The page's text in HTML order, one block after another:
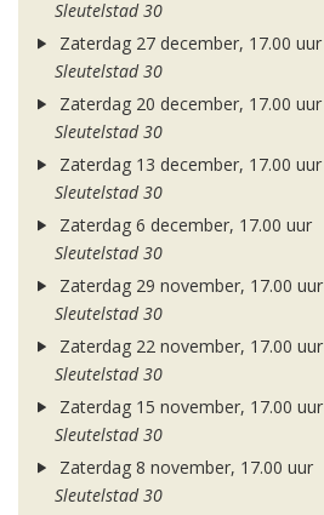
Sleutelstad 30
Zaterdag 27 december, 17.00 uur
Sleutelstad 30
Zaterdag 20 december, 17.00 uur
Sleutelstad 30
Zaterdag 13 december, 17.00 uur
Sleutelstad 30
Zaterdag 6 december, 17.00 uur
Sleutelstad 30
Zaterdag 29 november, 17.00 uur
Sleutelstad 30
Zaterdag 22 november, 17.00 uur
Sleutelstad 30
Zaterdag 15 november, 17.00 uur
Sleutelstad 30
Zaterdag 8 november, 17.00 uur
Sleutelstad 30